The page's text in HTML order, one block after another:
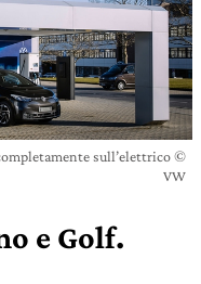
sull’elettrico ©
VW
e Golf.